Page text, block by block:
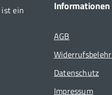
ist ein
Informationen
AGB
Datenschutz
Impressum